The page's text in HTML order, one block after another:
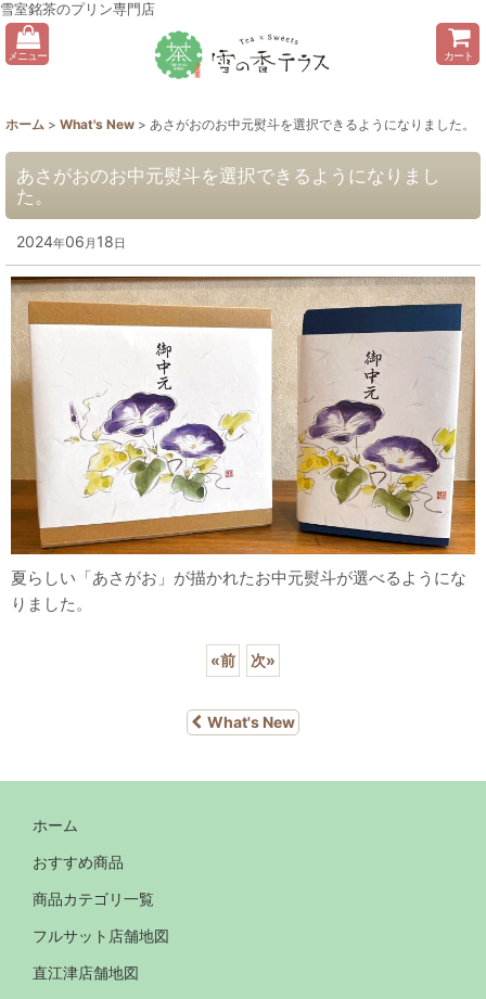
雪室銘茶のプリン専門店
メニュー カート
ホーム > What's New > あさがおのお中元熨斗を選択できるようになりました。
あさがおのお中元熨斗を選択できるようになりまし
た。
2024年06 月 18日
夏らしい「あさがお」が描かれたお中元熨斗が選べるようにな
りました。
«前 次»
What's New
ホーム
おすすめ商品
商品カテゴリ一覧
フルサット店舗地図
直江津店舗地図